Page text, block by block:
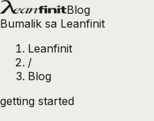
Blog
Bumalik sa Leanfinit
Leanfinit
/
Blog
getting started